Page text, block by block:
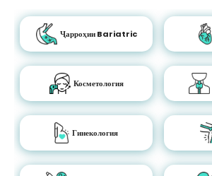
Ҷарроҳии Bariatric
Косметология
Гинекология